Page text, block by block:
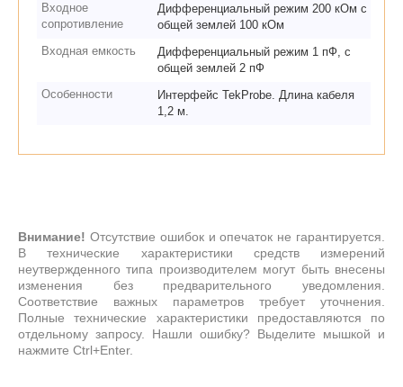
Входное
сопротивление
Дифференциальный режим 200 кОм с
общей землей 100 кОм
Входная емкость
Дифференциальный режим 1 пФ, с
общей землей 2 пФ
Особенности
Интерфейс TekProbe. Длина кабеля
1,2 м.
Внимание! Отсутствие ошибок и опечаток не гарантируется.
В технические характеристики средств измерений
неутвержденного типа производителем могут быть внесены
изменения без предварительного уведомления.
Соответствие важных параметров требует уточнения.
Полные технические характеристики предоставляются по
отдельному запросу. Нашли ошибку? Выделите мышкой и
нажмите Ctrl+Enter.